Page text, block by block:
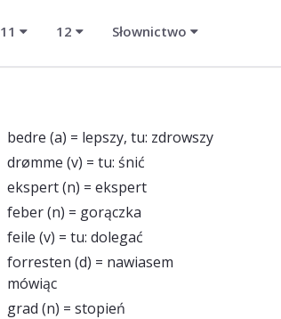
11 12 Słownictwo
bedre (a) = lepszy, tu: zdrowszy
drømme (v) = tu: śnić
ekspert(n) = ekspert
feber(n) = gorączka
feile (v) = tu: dolegać
forresten (d) = nawiasem
mówiąc
grad (n) = stopień